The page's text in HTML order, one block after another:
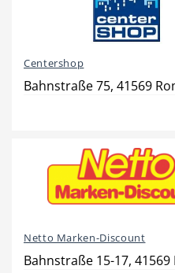
Restaurant
Beauty & Wellness
Handwerk
Centershop
Bahnstraße 75, 41569
Netto Marken-Discount
Bahnstraße 15-17,